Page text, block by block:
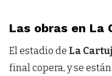
Las obras en La
El estadio de La
final copera, y se